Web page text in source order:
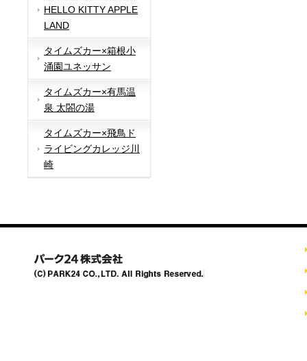
HELLO KITTY APPLE
LAND
タイムズカー×箱根小
涌園ユネッサン
タイムズカー×有馬温
泉 太閤の湯
タイムズカー×飛鳥ド
ライビングカレッジ川
崎